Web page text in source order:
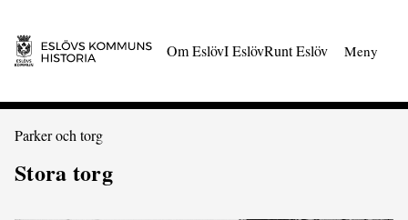
Om EslövI EslövRunt Eslöv Meny
Du är här:
Parker och torg
Stora torg